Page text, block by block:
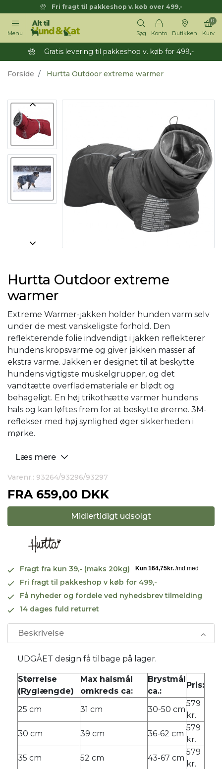
Fri fragt til pakkeshop v. køb over 499,-
Menu Søg Konto Butikken Kurv
0
Gratis levering til pakkeshop v. køb for 499,-
Forside Hurtta Outdoor extreme warmer
Hurtta Outdoor extreme
warmer
Extreme Warmer-jakken holder hunden varm selv
under de mest vanskeligste forhold. Den
reflekterende folie indvendigt i jakken reflekterer
hundens kropsvarme og giver jakken masser af
ekstra varme. Jakken er designet til at beskytte
hundens vigtigste muskelgrupper, og det
vandtætte overflademateriale er blødt og
behageligt. En høj trikothætte varmer hundens
hals og kan løftes frem for at beskytte ørerne. 3M-
reflekser med høj synlighed øger sikkerheden i
mørke.
Læs mere
Varenr.: 93264/93296/93297
FRA 659,00 DKK
Midlertidigt udsolgt
Fragt fra kun 39,- (maks 20kg)
Fri fragt til pakkeshop v køb for 499,-
Få nyheder og fordele ved nyhedsbrev tilmelding
14 dages fuld returret
Beskrivelse
UDGÅET design få tilbage på lager.
Størrelse
(Ryglængde)
Max halsmål
omkreds ca:
Brystmål
ca.:
Pris:
25 cm 31 cm 30-50 cm
579
kr.
30 cm
39 cm 36-62 cm
579
kr.
35 cm
52 cm 43-67 cm
579
kr.